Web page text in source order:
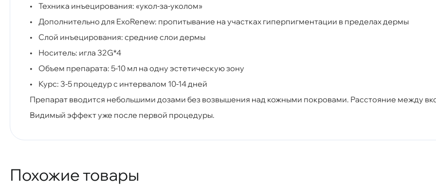
• Техника инъецирования: «укол-за-уколом»
• Дополнительно для ExoRenew: пропитывание на участках гиперпигментации в пределах дермы
• Слой инъецирования: средние слои дермы
• Носитель: игла 32G*4
• Объем препарата: 5-10 мл на одну эстетическую зону
• Курс: 3-5 процедур с интервалом 10-14 дней
Препарат вводится небольшими дозами без возвышения над кожными покровами. Расстояние между
Видимый эффект уже после первой процедуры.
Похожие товары